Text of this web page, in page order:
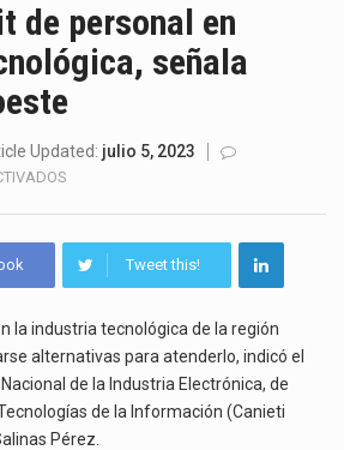
El gobierno de Estados Unidos anunciará un arancel del 15 % sobre los productos fabricados…
El Departamento de Agricultura de Estados Unidos (USDA) suspendió el 5 de agosto de 2026…
de personal en
señala
Updated: julio 5, 2023
PERSONAL
INDUSTRIA
TECNOLÓGICA,
SEÑALA
CANIETI
NOROESTE
Tweet this!
la industria tecnológica de la región
alternativas para atenderlo, indicó el
de la Industria Electrónica, de
de la Información (Canieti
Pérez.